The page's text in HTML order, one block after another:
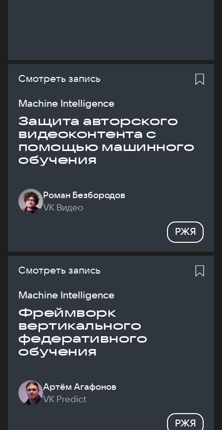
Смотреть запись
Machine Intelligence
Защита авторского
видеоконтента с
помощью машинного
обучения
Роман Безбородов
VK Видео
РЖЯ
Смотреть запись
Machine Intelligence
Фреймворк
вертикального
федеративного
обучения
Артём Агафонов
VK Predict
РЖЯ